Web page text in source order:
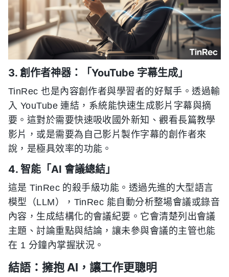
3. 創作者神器：「YouTube 字幕生成」
TinRec 也是內容創作者與學習者的好幫手。透過輸
入 YouTube 連結，系統能快速生成影片字幕與摘
要。這對於需要快速吸收國外新知、觀看長篇教學
影片，或是需要為自己影片製作字幕的創作者來
說，是極具效率的功能。
4. 智能「AI 會議總結」
這是 TinRec 的殺手級功能。透過先進的大型語言
模型（LLM），TinRec 能自動分析整場會議或錄音
內容，生成結構化的會議紀要。它會清楚列出會議
主題、討論重點與結論，讓未參與會議的主管也能
在 1 分鐘內掌握狀況。
結語：擁抱 AI，讓工作更聰明